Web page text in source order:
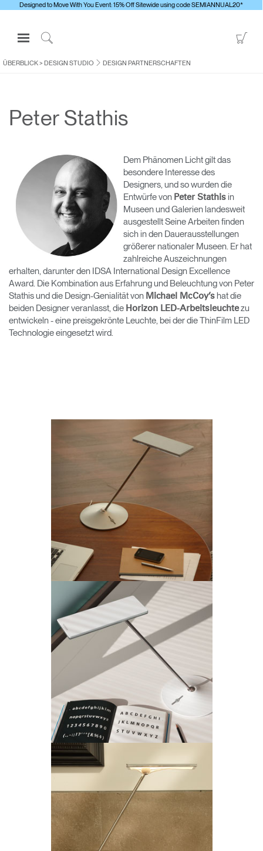
Designed to Move With You Event: 15% Off Sitewide using code SEMIANNUAL20*
Open
Navigation
Menuto
Anmelden oder Registrieren
ERGONOMISCHE HILFSMITTEL
ÜBERBLICK
KONTAKTIEREN SIE UNS
Kontaktservice
Showroom suchen
Andere Region
Opens
to
Facebook
Opens
to
Twitter
Opens
to
Linkedin
Opens
to
Instagram
Opens
to
Humanscale
Blog
Opens
to
Pinterest
Opens
to
YouTube
ÜBERBLICK> DESIGN STUDIO DESIGN PARTNERSCHAFTEN
Peter Stathis
Dem Phänomen Licht gilt das
besondere Interesse des
Designers, und so wurden die
Entwürfe von Peter Stathis in
Museen und Galerien landesweit
ausgestellt Seine Arbeiten finden
sich in den Dauerausstellungen
größerer nationaler Museen. Er hat
zahlreiche Auszeichnungen
erhalten, darunter den IDSA International Design Excellence
Award. Die Kombination aus Erfahrung und Beleuchtung von Peter
Stathis und die Design-Genialität von Michael McCoy’s hat die
beiden Designer veranlasst, die Horizon LED-Arbeitsleuchtezu
entwickeln - eine preisgekrönte Leuchte, bei der die ThinFilm LED
Technologie eingesetzt wird.